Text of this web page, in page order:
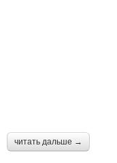
читать дальше →